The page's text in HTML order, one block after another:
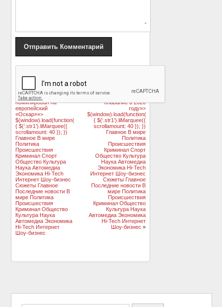
Запрещенный в
России фильм
«Смерть Сталина»
номинирован на
европейский
«Оскар»»>
$(window).load(function()
{ $(‘.str1’).liMarquee({
scrollamount: 40 }); })
Главное В мире
Политика
Происшествия
Криминал Спорт
Общество Культура
Наука Автомедиа
Экономика Hi-Tech
Интернет Шоу-бизнес
Сюжеты Главное
Последние новости В
мире Политика
Происшествия
Криминал Общество
Культура Наука
Автомедиа Экономика
Hi-Tech Интернет
Шоу-бизнес
«Титаника»
плавание в 2020
году»>
$(window).load(function()
{ $(‘.str1’).liMarquee({
scrollamount: 40 }); })
Главное В мире
Политика
Происшествия
Криминал Спорт
Общество Культура
Наука Автомедиа
Экономика Hi-Tech
Интернет Шоу-бизнес
Сюжеты Главное
Последние новости В
мире Политика
Происшествия
Криминал Общество
Культура Наука
Автомедиа Экономика
Hi-Tech Интернет
Шоу-бизнес »